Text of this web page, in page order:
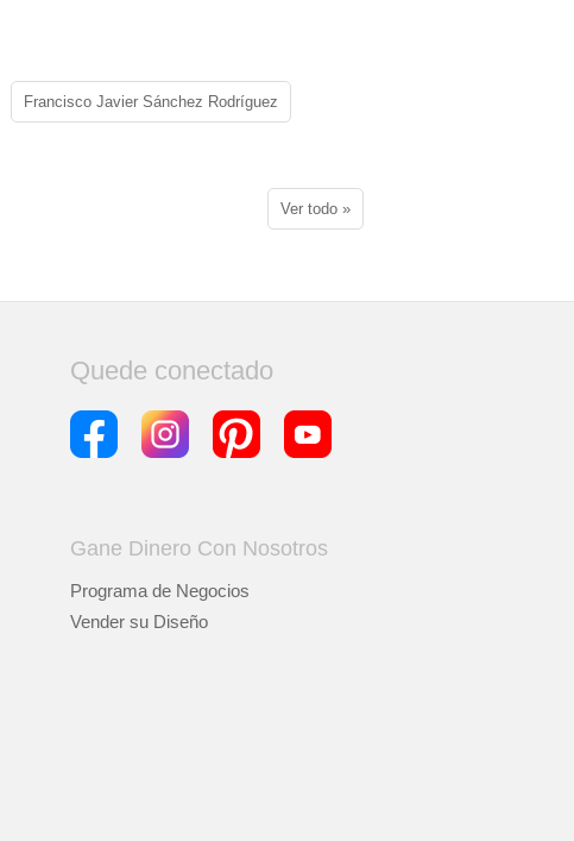
Francisco Javier Sánchez Rodríguez
Ver todo »
Quede conectado
Gane Dinero Con Nosotros
Programa de Negocios
Vender su Diseño